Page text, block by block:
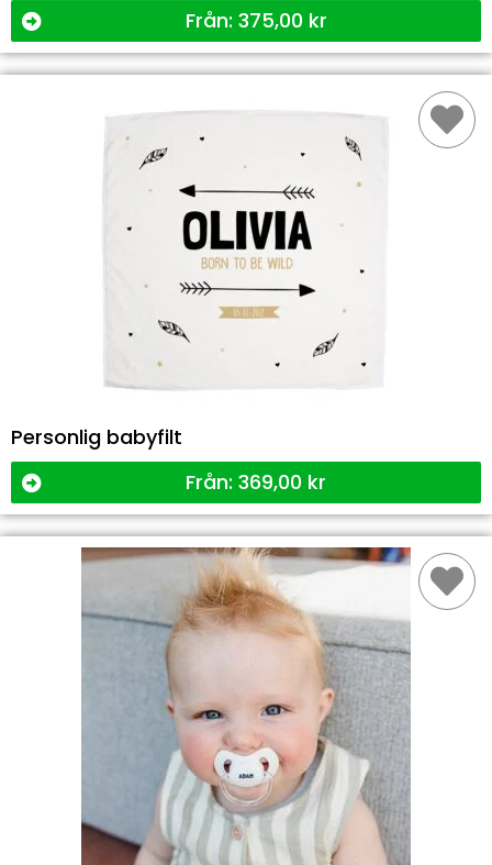
Från: 375,00 kr
Personlig babyfilt
Från: 369,00 kr